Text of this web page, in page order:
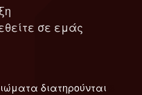
σε εμάς
διατηρούνται